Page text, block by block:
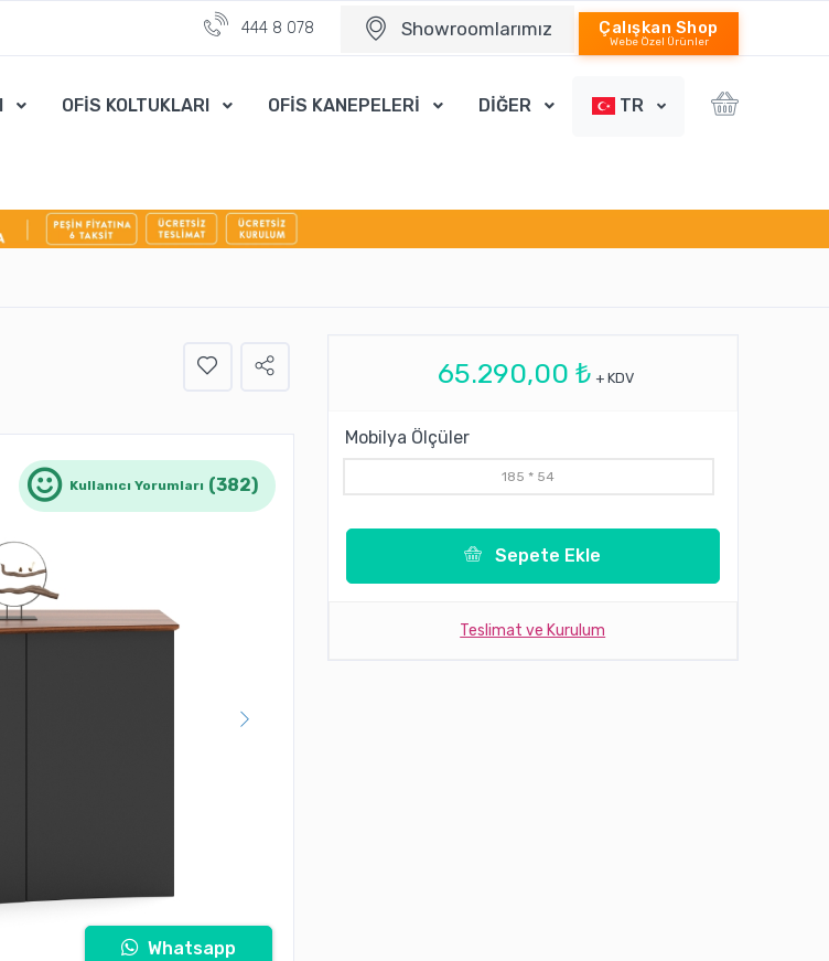
444 8 078 Showroomlarımız Çalışkan Shop
Webe Özel Ürünler
OFİS KOLTUKLARI OFİS KANEPELERİ DİĞER TR
Kullanıcı Yorumları (382)
Whatsapp
65.290,00 ₺ + KDV
Mobilya Ölçüler
185 * 54
Sepete Ekle
Teslimat ve Kurulum